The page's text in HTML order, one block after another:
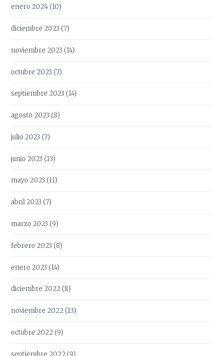
enero 2024(10)
diciembre 2023 (7)
noviembre 2023 (14)
octubre 2023 (7)
septiembre 2023 (14)
agosto 2023 (8)
julio 2023 (7)
junio 2023 (13)
mayo 2023 (11)
abril 2023 (7)
marzo 2023 (9)
febrero 2023 (8)
enero 2023 (14)
diciembre 2022(8)
noviembre 2022(13)
octubre 2022(9)
septiembre 2022(9)